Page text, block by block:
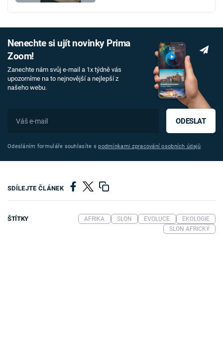
Nenechte si ujít novinky Prima
Zoom!
Zanechte nám svůj e-mail a 1x týdně vás
upozorníme na to nejnovější a nejlepší z
našeho webu.
ODESLAT
Odesláním formuláře souhlasíte spodmínkami zpracování osobních údajů
SDÍLEJTE ČLÁNEK
ŠTÍTKY AFRIKA SLON EVOLUCE
EKOLOGIE
SLON AFRICKÝ